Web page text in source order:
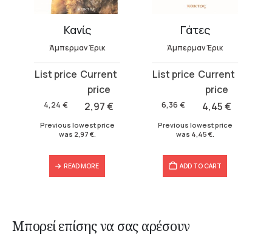
Κανίς
Άμπερμαν Έρικ
4,24 €
Original
was:
2,97€
Current
Previous lowest price
was 2,97 €.
READ MORE
Γάτες
Άμπερμαν Έρικ
6,36 €
Original
was:
4,45€
Current
is:
Previous lowest price
was 4,45 €.
ADD TO CART
Μπορεί επίσης να σας αρέσουν